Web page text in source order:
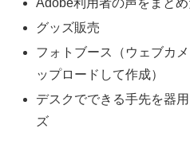
グッズ販売
フォトブース（ウェブカ
ップロードして作成）
デスクでできる手先を器
ズ